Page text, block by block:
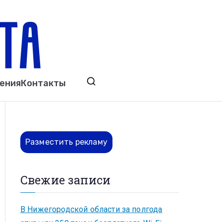
Выкса. Муром. Кулебаки. Навашино,
Контакты
Разместить рекламу
Свежие записи
В Нижегородской области за полгода